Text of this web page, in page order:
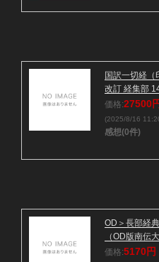
国訳一切経
改訂 経集部
価格:27500
(2025/8/16
感想(0件)
OD＞長部経
（OD版南伝
価格:5170円